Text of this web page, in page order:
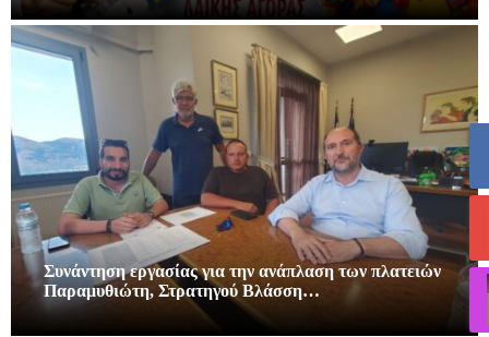
Συνάντηση εργασίας για την ανάπλαση των πλατειών
Παραμυθιώτη, Στρατηγού Βλάσση…